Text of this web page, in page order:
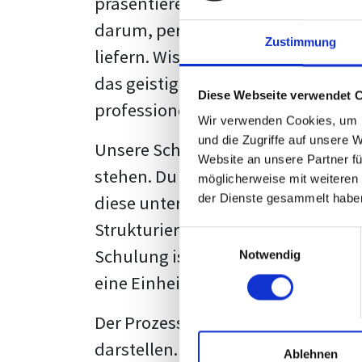
Zustimmung
Diese Webseite verwendet
Wir verwenden Cookies,
und die Zugriffe auf unsere
Website an unsere Partner
möglicherweise mit
der Dienste gesammelt
Notwendig
Ablehnen
darum, persönliche Meinungen
liefern. Wissenschaftliche Texte,
das geistige Eigentum des
professionell zu kommunizieren.
Unsere Schulung wurde mit Blick
stehen. Du wirst nicht nur
diese unter Zuhilfenahme von
Strukturierung ist ebenso
Schulung ist so konzipiert, dass
eine Einheitslösung zu bieten.
Der Prozess des
darstellen. Jedoch, ausgestattet